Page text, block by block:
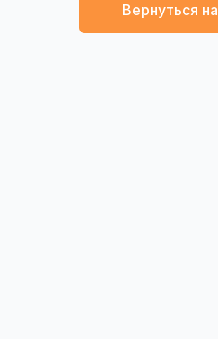
Вернуться